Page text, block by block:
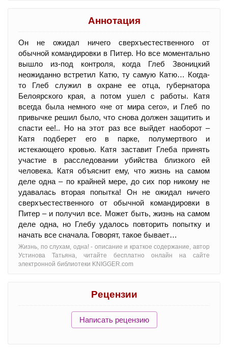
Аннотация
Он не ожидал ничего сверхъестественного от
обычной командировки в Питер. Но все моментально
вышло из-под контроля, когда Глеб Звоницкий
неожиданно встретил Катю, ту самую Катю… Когда-
то Глеб служил в охране ее отца, губернатора
Белоярского края, а потом ушел с работы. Катя
всегда была немного «не от мира сего», и Глеб по
привычке решил было, что снова должен защитить и
спасти ее!.. Но на этот раз все выйдет наоборот –
Катя подберет его в парке, полумертвого и
истекающего кровью. Катя заставит Глеба принять
участие в расследовании убийства близкого ей
человека. Катя объяснит ему, что жизнь на самом
деле одна – по крайней мере, до сих пор никому не
удавалась вторая попытка! Он не ожидал ничего
сверхъестественного от обычной командировки в
Питер – и получил все. Может быть, жизнь на самом
деле одна, но Глебу удалось повторить попытку и
начать все сначала. Говорят, такое бывает…
Жизнь, по слухам, одна! - oписание и краткое содержание, автор
Устинова Татьяна, читайте бесплатно онлайн на сайте
электронной библиотеки KNIGGER.com
Рецензии
Написать рецензию